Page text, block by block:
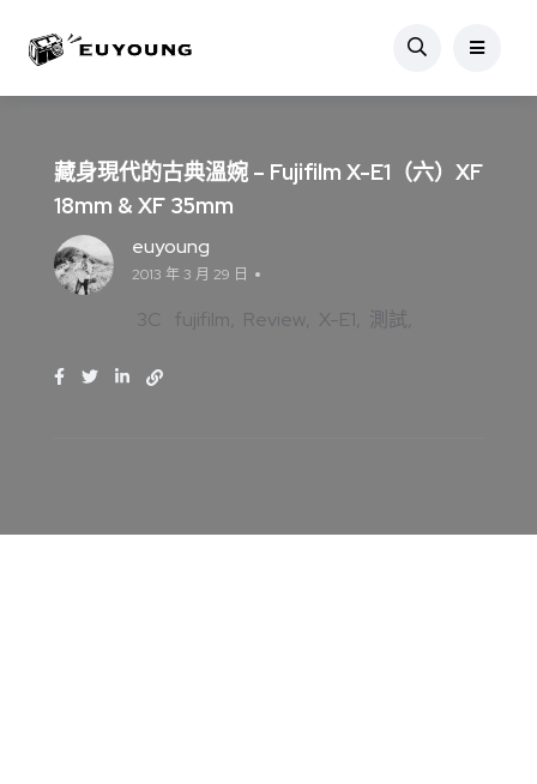
藏身現代的古典溫婉 – Fujifilm X-E1（六）XF
18mm & XF 35mm
euyoung
2013 年 3 月 29 日
3C fujifilm Review X-E1 測試